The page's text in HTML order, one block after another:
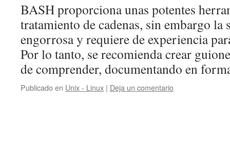
BASH proporciona unas potentes
tratamiento de cadenas, sin embargo la
engorrosa y requiere de experiencia
Por lo tanto, se recomienda crear
de comprender, documentando en
Publicado en Unix - Linux | Deja un comentario